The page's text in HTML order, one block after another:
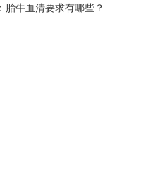
胎牛血清要求有哪些？